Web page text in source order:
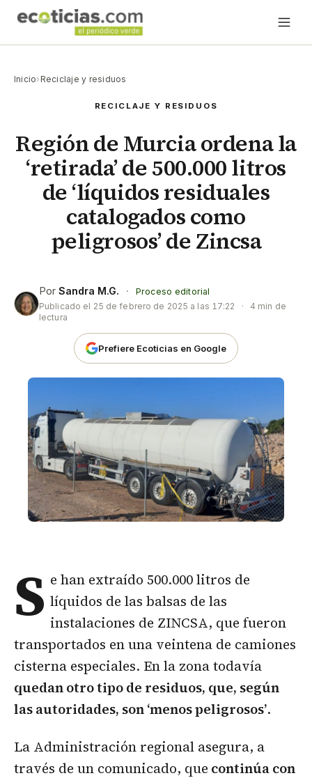
Inicio› Reciclaje y residuos
RECICLAJE Y RESIDUOS
Región de Murcia ordena la
‘retirada’ de 500.000 litros
de ‘líquidos residuales
catalogados como
peligrosos’ de Zincsa
Por Sandra M.G. ·
Proceso editorial
Publicado el 25 de febrero de 2025 a las 17:22 ·
4 min de
lectura
Prefiere Ecoticias en Google
S e han extraído 500.000 litros de
líquidos de las balsas de las
instalaciones de ZINCSA, que fueron
transportados en una veintena de camiones
cisterna especiales. En la zona todavía
quedan otro tipo de residuos, que, según
las autoridades, son ‘menos peligrosos’.
La Administración regional asegura, a
través de un comunicado, que continúa con